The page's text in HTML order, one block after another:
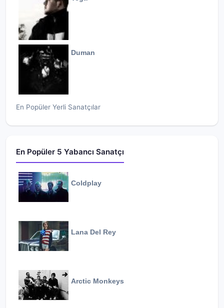
Duman
En Popüler Yerli Sanatçılar
En Popüler 5 Yabancı Sanatçı
Coldplay
Lana Del Rey
Arctic Monkeys